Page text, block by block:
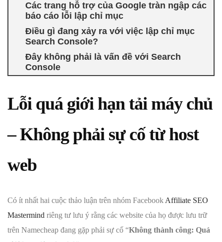
Các trang hỗ trợ của Google tràn ngập các
báo cáo lỗi lập chỉ mục
Điều gì đang xảy ra với việc lập chỉ mục
Search Console?
Đây không phải là vấn đề với Search
Console
Lỗi quá giới hạn tải máy chủ
– Không phải sự cố từ host
web
Có ít nhất hai cuộc thảo luận trên nhóm Facebook Affiliate SEO
Mastermind riêng tư lưu ý rằng các website của họ được lưu trữ
trên Namecheap đang gặp phải sự cố “Không thành công: Quá